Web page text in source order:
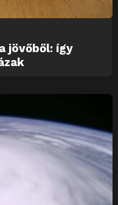
jövőből: így